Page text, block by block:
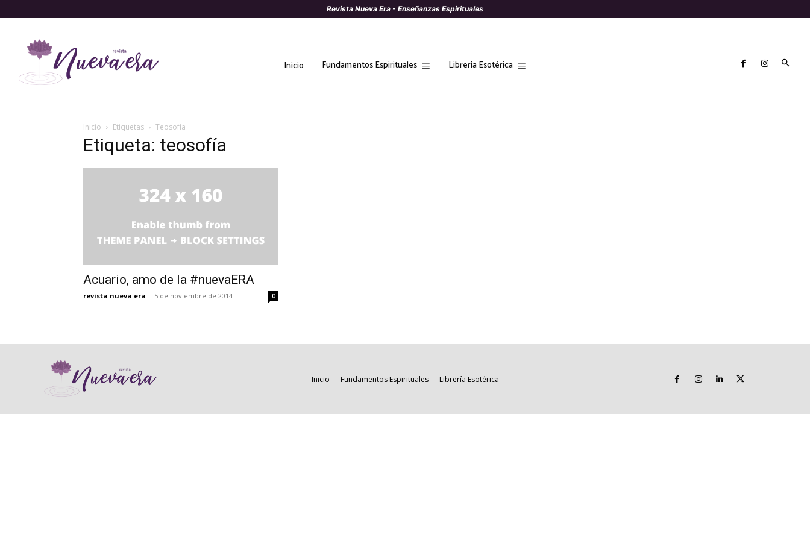
Revista Nueva Era - Enseñanzas Espirituales
Inicio Fundamentos Espirituales Librería Esotérica
Inicio Etiquetas Teosofía
Etiqueta: teosofía
Acuario, amo de la #nuevaERA
revista nueva era - 5 de noviembre de 2014 0
Inicio Fundamentos Espirituales Librería Esotérica